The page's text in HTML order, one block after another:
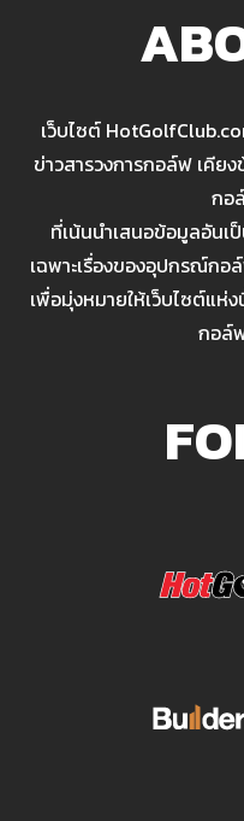
เว็บไซต์
ข่าวสารวงการกอล์ฟ เคี
กอ
ที่เน้นนำเสนอข้อมูลอันเ
เฉพาะเรื่องของอุปกรณ์กอ
เพื่อมุ่งหมายให้เว็บไซต์แ
กอล์